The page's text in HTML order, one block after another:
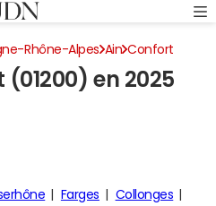
Rhône-Alpes Ain Confort
en 2025
Farges
Collonges